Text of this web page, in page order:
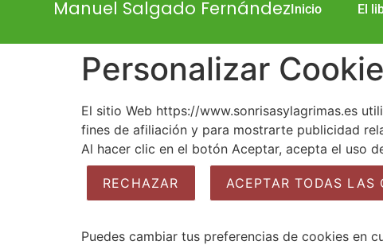
Manuel Salgado FernándezInicio El
Personalizar
El sitio Web https://www.sonrisasylagrimas.es
fines de afiliación y para mostrarte publicidad
Al hacer clic en el botón Aceptar, acepta el uso
RECHAZAR ACEPTAR TODAS LAS
Puedes cambiar tus preferencias de cookies en